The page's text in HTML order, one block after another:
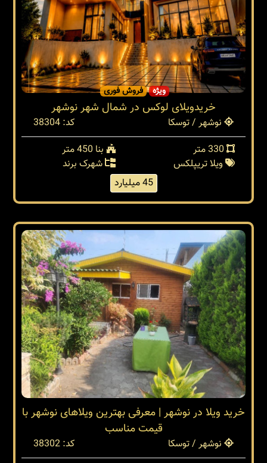
ویژه فروش فوری
خریدویلای لوکس در شمال شهر نوشهر
نوشهر / توسکا
کد: 38304
بنا 450 متر
ویلا تریپلکس
شهرک برند
45 میلیارد
خرید ویلا در نوشهر | معرفی بهترین ویلاهای نوشهر با
قیمت مناسب
نوشهر / توسکا
کد: 38302